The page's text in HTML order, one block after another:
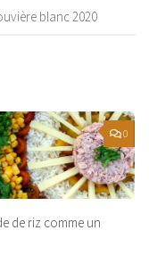
blanc 2020
0
de riz comme un